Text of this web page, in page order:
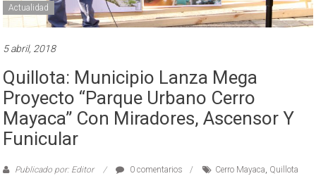
Actualidad
5 abril, 2018
Quillota: Municipio Lanza Mega
Proyecto “Parque Urbano Cerro
Mayaca” Con Miradores, Ascensor Y
Funicular
Publicado por: Editor 0 comentarios Cerro Mayaca, Quillota